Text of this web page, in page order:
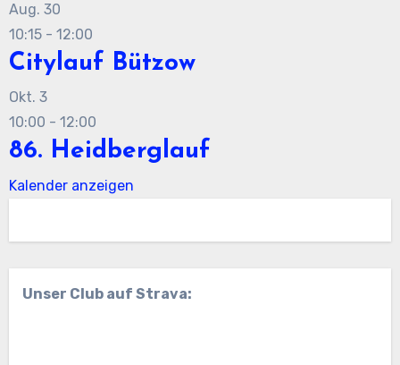
Aug. 30
10:15- 12:00
Citylauf Bützow
Okt. 3
10:00 - 12:00
86. Heidberglauf
Kalender anzeigen
Unser Club auf Strava: